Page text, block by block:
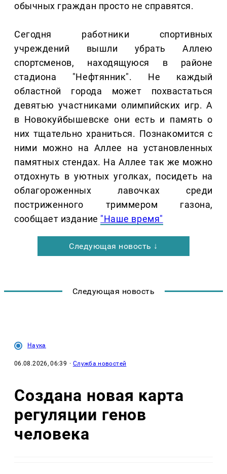
обычных граждан просто не справятся.
Сегодня работники спортивных
учреждений вышли убрать Аллею
спортсменов, находящуюся в районе
стадиона "Нефтянник". Не каждый
областной города может похвастаться
девятью участниками олимпийских игр. А
в Новокуйбышевске они есть и память о
них тщательно храниться. Познакомится с
ними можно на Аллее на установленных
памятных стендах. На Аллее так же можно
отдохнуть в уютных уголках, посидеть на
облагороженных лавочках среди
постриженного триммером газона,
сообщает издание "Наше время"
Следующая новость ↓
Следующая новость
Наука
06.08.2026, 06:39 · Служба новостей
Создана новая карта
регуляции генов
человека